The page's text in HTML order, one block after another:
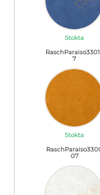
Stokta
7
Stokta
07